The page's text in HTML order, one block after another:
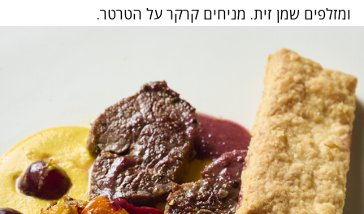
ומזלפים שמן זית. מניחים קרקר על הטרטר.